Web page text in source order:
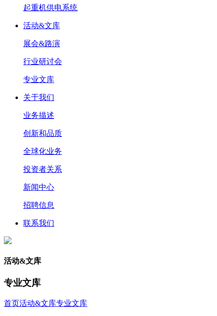
起重机供电系统
活动&文库
展会&路演
行业研讨会
专业文库
关于我们
业务描述
创新和品质
全球化业务
投资者关系
新闻中心
招聘信息
联系我们
活动&文库
专业文库
首页活动&文库专业文库